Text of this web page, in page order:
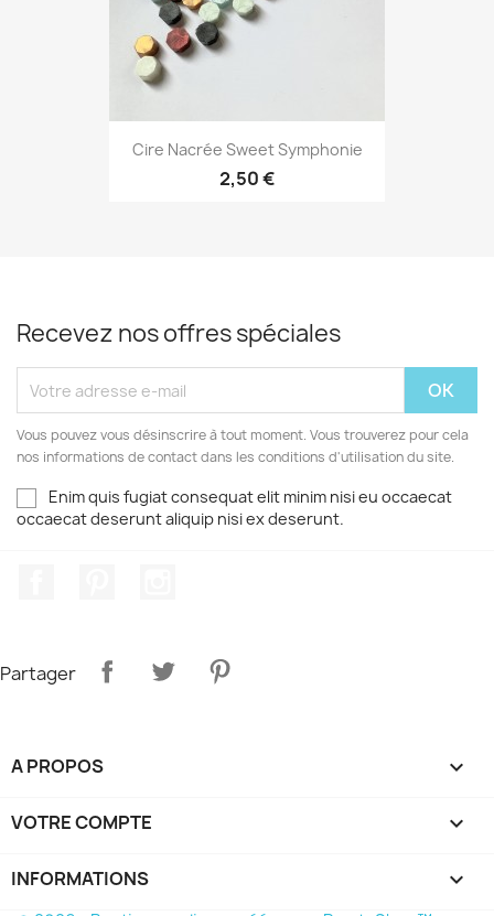
Cire Nacrée Sweet Symphonie
2,50 €
Recevez nos offres spéciales
Vous pouvez vous désinscrire à tout moment. Vous trouverez pour cela
nos informations de contact dans les conditions d'utilisation du site.
Enim quis fugiat consequat elit minim nisi eu occaecat
occaecat deserunt aliquip nisi ex deserunt.
Partager
A PROPOS 
VOTRE COMPTE 
INFORMATIONS keyboard_arrow_down